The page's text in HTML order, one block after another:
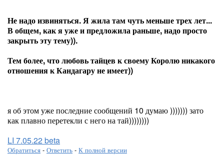
Не надо извиняться. Я жила там чуть меньше трех лет...
В общем, как я уже и предложила раньше, надо просто
закрыть эту тему)).
Тем более, что любовь тайцев к своему Королю никакого
отношения к Кандагару не имеет))
я об этом уже последние сообщений 10 думаю ))))))) зато
как плавно перетекли с него на тай))))))))
LI 7.05.22 beta
Обратиться - Ответить - К полной версии